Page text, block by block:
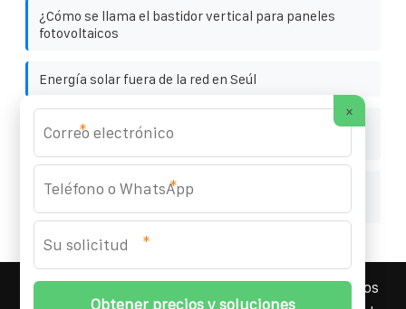
¿Cómo se llama el bastidor vertical para paneles
fotovoltaicos
Energía solar fuera de la red en Seúl
La corriente de cortocircuito del inversor solar es muy
grande
Inversor de almacenamiento de energía financiado
YOUFOTO INDUSTRIAL SOLAR
2026 Todos los
×
*
*
*